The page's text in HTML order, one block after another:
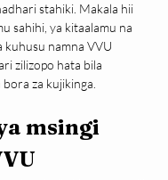
stahiki. Makala hii
sahihi, ya kitaalamu na
kuhusu namna VVU
zilizopo hata bila
za kujikinga.
msingi